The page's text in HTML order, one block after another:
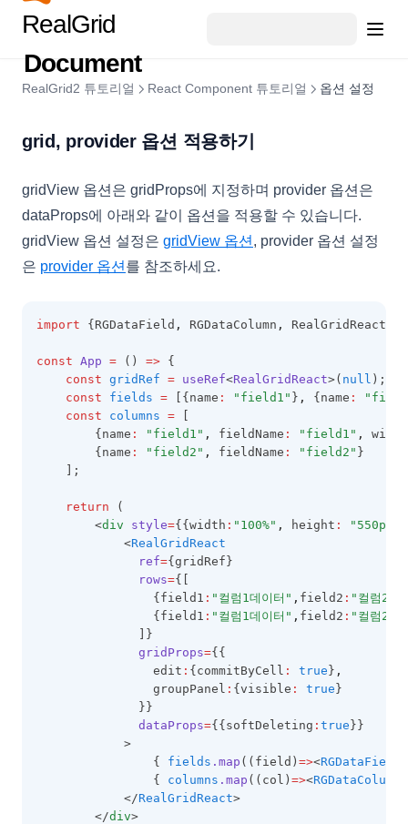
RealGrid
Document
포커스
멀티 선택
그룹헤더 툴팁
Place Holder
필터 셀렉터 데이터 순서🆕
필터 패널
컬럼 레이아웃(컬럼 그룹핑)
컬럼 레이아웃(컬럼 그룹핑) 속성 동적 변경
그룹컬럼 접기
셀 가로병합
레이아웃 추가 및 삭제
리터럴 컬럼
입력제한 편집기
리스트 동적 편집기
상단 요약 표시
컬럼 헤더 HTML Template
컬럼 레이아웃(그룹 컬럼)헤더 HTML Template
아이템 모델
그리드 동적 높이
마스터 디테일 예제
날짜 타입 필드
검색
그리드에서 페이징 처리2
행 Drag & Drop
Grid To Div
렌더러
체크 렌더러
멀티체크 렌더러
아이콘 렌더러
도형 렌더러
시그널 렌더러
바코드 렌더러
커스텀 렌더 이미지버튼
리얼차트 연동
class 커스텀 렌더러
시리즈 컬럼
시리즈 컬럼
스파크 컬럼
그리드 편집
행 상태
복사하기 / 붙여넣기
병합 셀 일괄수정
스타일 & 테마
사용자 스타일
바디 영역 스타일
헤더, 풋터, 상태바 스타일
셀, 데이터 영역 스타일
편집 영역 스타일
컬럼 동적 스타일
행 동적 스타일
셀 동적 스타일
RealGrid2 테마
포커스 스타일
엑셀 내보내기
여러 레이아웃으로 구성된 그리드 내보내기
다중 그리드 Excel 내보내기
Excel문서에 제목 추가하기
이미지 엑셀 내보내기
도형 엑셀 내보내기
사용자 지정 문자 출력
엑셀 시트 보호
엑셀 메모 내보내기 🆕
성능
트리 - Array Data
트리 - Object Data
트리 노드 조작하기
트리 아이콘2
트리 템플릿
트리 Lazy Loading
트리 노드 정보
트리 노드 이동
유효성 검사
사용자 지정 행 유효성 검사
유효성 검사 통과
개인화 🆕
개인화 설정 🆕
이벤트
스크롤 동기화
리얼차트 연동 행 선택
데이터셀 리얼차트 연동 🆕
상단요약 리얼차트 연동 🆕
스타일 리포트출력 🆕
레이아웃 리포트출력 🆕
용지방향 가로출력 🆕
리얼맵 연동 🆕
리얼맵 연동 🆕
구지도 리얼맵 연동 🆕
시도 맵 연동 🆕
그리드 맵 데이터 🆕
Tip 🆕
추천 설정
필드와 컬럼 일괄 생성
SPAN(컬럼그룹)
CheckBar에서 자식 노드 연동하여 체크하기
Group Footer 표시여부 조작하기
text타입 날짜 편집기
셀 병합에서 텍스트를 상단으로 이동
피벗 영역
피벗 데이터 디테일
피벗 동적스타일
피벗 엑셀 내보내기
피벗 setup 위치변경
피벗 목록 제어
CustomCellRendererImpl
CellIndex
CellLayoutColumnItem
CellLayoutGroupHeader
CellLayoutGroupItem
CellLayoutItem
CellMemo
CellProtectProperties
CellRenderer
CheckBar
ClickData
Code39CellRenderer
Code128CellRenderer
ColumnFilter
ColumnFilterCollection
ColumnFooterCollection
ColumnHeaderSummary
ColumnHeaderSummaryCollection
ColumnSummaryStyleObject
CustomCellRenderer
RealGrid2 튜토리얼 React Component 튜토리얼 옵션 설정
grid, provider 옵션 적용하기
gridView 옵션은 gridProps에 지정하며 provider 옵션은
dataProps에 아래와 같이 옵션을 적용할 수 있습니다.
gridView 옵션 설정은 gridView 옵션 (opens in a new tab)
, provider 옵션 설정
은 provider 옵션 (opens in a new tab)
를 참조하세요.
import {RGDataField , RGDataColumn , RealGridReact }
const App = () => {
const gridRef = useRef<RealGridReact>( null );
const
fields = [{name : "field1" } , {name :
const
columns =
        {name
: "field1" , fieldName : "field1" ,
width
        {name
: "field2" , fieldName : "field2" }
    ];
return (
        <
div style={{width : "100%" , height : "550px"
            <
RealGridReact
ref={gridRef}
rows={[
                {field1
: "컬럼1데이터" , field2 : "컬럼2데
                {field1
: "컬럼1데이터" , field2 : "컬럼2데
              ]}
gridProps={{
                edit
: {commitByCell : true } ,
                groupPanel
: {visible : true }
              }}
dataProps={{softDeleting : true }}
            >
                {
fields .map ((field) =><RGDataField
                {
columns .map ((col) =><RGDataColumn
            </
RealGridReact>
        </
div>